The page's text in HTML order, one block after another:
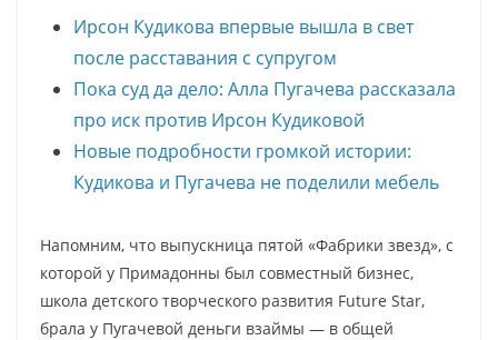
Ирсон Кудикова впервые вышла в свет
после расставания с супругом
Пока суд да дело: Алла Пугачева рассказала
про иск против Ирсон Кудиковой
Новые подробности громкой истории:
Кудикова и Пугачева не поделили мебель
Напомним, что выпускница пятой «Фабрики звезд», с
которой у Примадонны был совместный бизнес,
школа детского творческого развития Future Star,
брала у Пугачевой деньги взаймы — в общей